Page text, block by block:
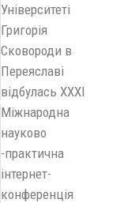
Університеті
Григорія
Сковороди в
Переяславі
відбулась ХХXI
Міжнародна
науково
-практична
інтернет-
конференція